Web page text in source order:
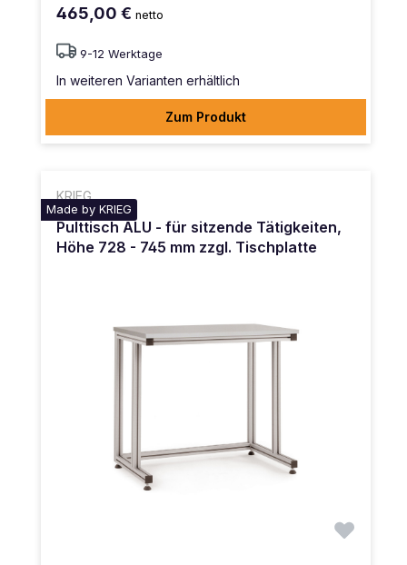
465,00 € netto
9-12 Werktage
In weiteren Varianten erhältlich
Zum Produkt
KRIEG
Made by KRIEG
Pulttisch ALU - für sitzende Tätigkeiten,
Höhe 728 - 745 mm zzgl. Tischplatte